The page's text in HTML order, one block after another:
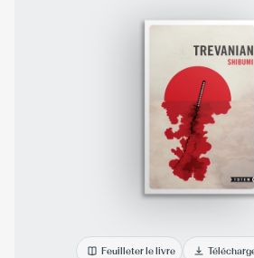
Feuilleter le livre